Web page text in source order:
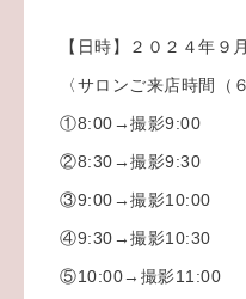
【日時】２０２４年９
〈サロンご来店時間（
①8:00→撮影9:00
②8:30→撮影9:30
③9:00→撮影10:00
④9:30→撮影10:30
⑤10:00→撮影11:00